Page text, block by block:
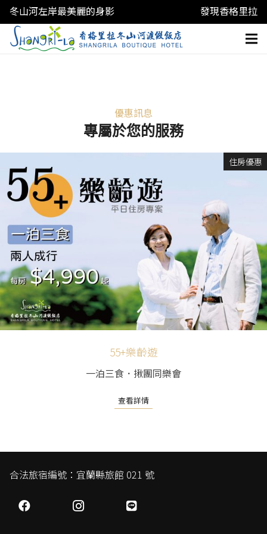
冬山河左岸最美麗的身影 發現香格里拉
優惠訊息
專屬於您的服務
住房優惠
55+樂齡遊
一泊三食．揪團同樂會
查看詳情
合法旅宿編號：宜蘭縣旅館 021 號